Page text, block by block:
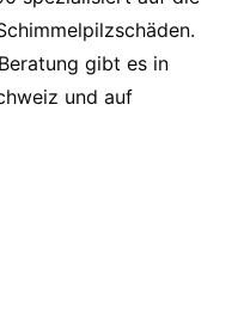
gibt es in
und auf